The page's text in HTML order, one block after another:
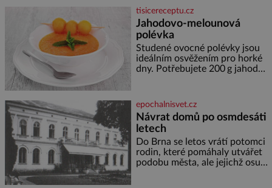
lodě, zapisovat první texty a
inspiroval řadu pověstí. Tato
skromná, ale užitečná rostlina
provází člověka už tisíce let.
Většina lidí vnímá rákos jen jako
obyčejnou kulisu letního
koupání. Stačí se však podívat
tisicereceptu.cz
Jahodovo-melounová
polévka
Studené ovocné polévky jsou
ideálním osvěžením pro horké
dny. Potřebujete 200 g jahod
cukru krystal 1 lžíci medu 200 g
zakysané sm
epochalnisvet.cz
Návrat domů po osmdesáti
letech
Do Brna se letos vrátí potomci
rodin, které pomáhaly utvářet
podobu města, ale jejichž osudy